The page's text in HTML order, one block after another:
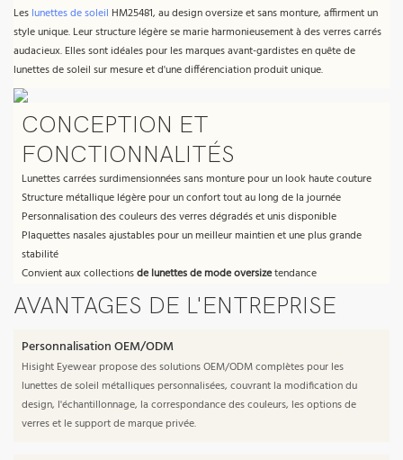
Les lunettes de soleil HM25481, au design oversize et sans monture, affirment un
style unique. Leur structure légère se marie harmonieusement à des verres carrés
audacieux. Elles sont idéales pour les marques avant-gardistes en quête de
lunettes de soleil sur mesure et d'une différenciation produit unique.
CONCEPTION ET
FONCTIONNALITÉS
Lunettes carrées surdimensionnées sans monture pour un look haute couture
Structure métallique légère pour un confort tout au long de la journée
Personnalisation des couleurs des verres dégradés et unis disponible
Plaquettes nasales ajustables pour un meilleur maintien et une plus grande
stabilité
Convient aux collectionsde lunettes de mode oversizetendance
AVANTAGES DE L'ENTREPRISE
Personnalisation OEM/ODM
Hisight Eyewear propose des solutions OEM/ODM complètes pour les
lunettes de soleil métalliques personnalisées, couvrant la modification du
design, l'échantillonnage, la correspondance des couleurs, les options de
verres et le support de marque privée.